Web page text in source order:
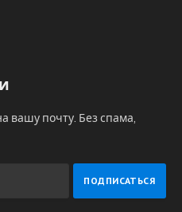
вашу почту. Без спама,